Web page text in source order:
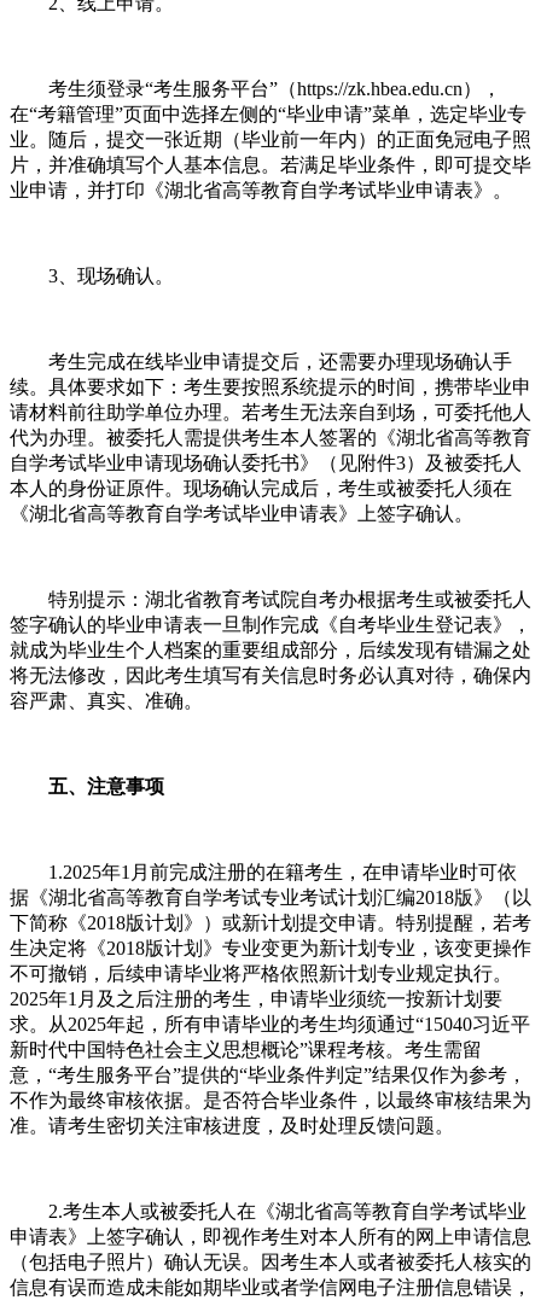
考生须登录“考生服务平台”（https://zk.hbea.edu.cn），
在“考籍管理”页面中选择左侧的“毕业申请”菜单，选定毕业专
业。随后，提交一张近期（毕业前一年内）的正面免冠电子照
片，并准确填写个人基本信息。若满足毕业条件，即可提交毕
业申请，并打印《湖北省高等教育自学考试毕业申请表》。
3、现场确认。
考生完成在线毕业申请提交后，还需要办理现场确认手
续。具体要求如下：考生要按照系统提示的时间，携带毕业申
请材料前往助学单位办理。若考生无法亲自到场，可委托他人
代为办理。被委托人需提供考生本人签署的《湖北省高等教育
自学考试毕业申请现场确认委托书》（见附件3）及被委托人
本人的身份证原件。现场确认完成后，考生或被委托人须在
《湖北省高等教育自学考试毕业申请表》上签字确认。
特别提示：湖北省教育考试院自考办根据考生或被委托人
签字确认的毕业申请表一旦制作完成《自考毕业生登记表》，
就成为毕业生个人档案的重要组成部分，后续发现有错漏之处
将无法修改，因此考生填写有关信息时务必认真对待，确保内
容严肃、真实、准确。
五、注意事项
1.2025年1月前完成注册的在籍考生，在申请毕业时可依
据《湖北省高等教育自学考试专业考试计划汇编2018版》（以
下简称《2018版计划》）或新计划提交申请。特别提醒，若考
生决定将《2018版计划》专业变更为新计划专业，该变更操作
不可撤销，后续申请毕业将严格依照新计划专业规定执行。
2025年1月及之后注册的考生，申请毕业须统一按新计划要
求。从2025年起，所有申请毕业的考生均须通过“15040习近平
新时代中国特色社会主义思想概论”课程考核。考生需留
意，“考生服务平台”提供的“毕业条件判定”结果仅作为参考，
不作为最终审核依据。是否符合毕业条件，以最终审核结果为
准。请考生密切关注审核进度，及时处理反馈问题。
2.考生本人或被委托人在《湖北省高等教育自学考试毕业
申请表》上签字确认，即视作考生对本人所有的网上申请信息
（包括电子照片）确认无误。因考生本人或者被委托人核实的
信息有误而造成未能如期毕业或者学信网电子注册信息错误，